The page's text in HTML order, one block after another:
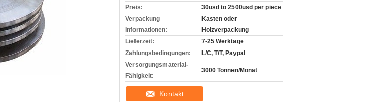
Preis:
30usd to 2500usd per piece
Verpackung
Informationen:
Kasten oder
Holzverpackung
Lieferzeit:
7-25 Werktage
Zahlungsbedingungen:
L/C, T/T, Paypal
Versorgungsmaterial-
Fähigkeit:
3000 Tonnen/Monat
Kontakt